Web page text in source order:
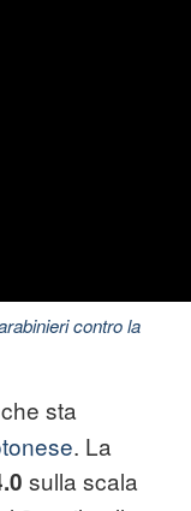
contro la
che sta
. La
sulla scala